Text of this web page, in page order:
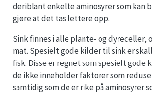
deriblant enkelte aminosyrer som kan
gjøre at det tas lettere opp.
Sink finnes i alle plante- og dyreceller,
mat. Spesielt gode kilder til sink er
fisk. Disse er regnet som spesielt gode
de ikke inneholder faktorer som
samtidig som de er rike på aminosyrer